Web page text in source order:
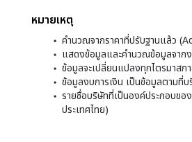
หมายเหตุ
คำนวณจากราคาที่ปรับฐานแล้ว
แสดงข้อมูลและคำนวณข้อมูลจาก
ข้อมูลจะเปลี่ยนแปลงทุกไตรมาสภ
ข้อมูลงบการเงิน เป็นข้อมูลตามที่
รายชื่อบริษัทที่เป็นองค์ประกอบข
ประเทศไทย)